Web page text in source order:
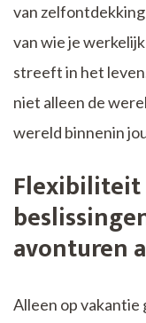
van
van wie je
streeft in het
niet alleen de
wereld binnenin
Flexibiliteit
avonturen
Alleen op vakantie